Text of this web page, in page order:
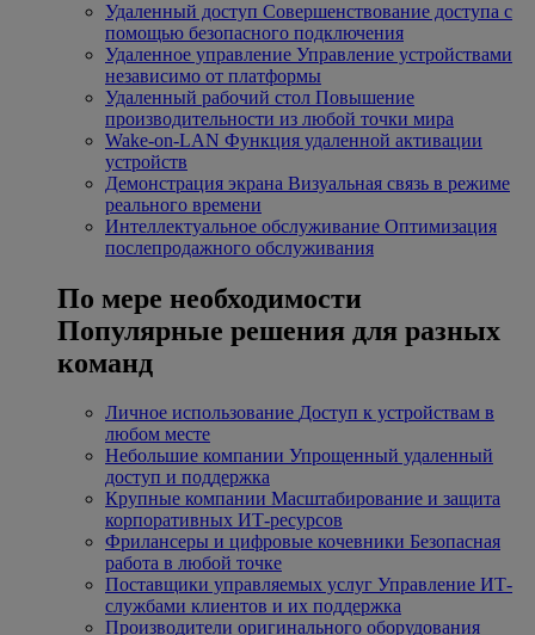
Удаленный доступ Совершенствование доступа с
помощью безопасного подключения
Удаленное управление Управление устройствами
независимо от платформы
Удаленный рабочий стол Повышение
производительности из любой точки мира
Wake-on-LAN Функция удаленной активации
устройств
Демонстрация экрана Визуальная связь в режиме
реального времени
Интеллектуальное обслуживание Оптимизация
послепродажного обслуживания
По мере необходимости
Популярные решения для разных
команд
Личное использование Доступ к устройствам в
любом месте
Небольшие компании Упрощенный удаленный
доступ и поддержка
Крупные компании Масштабирование и защита
корпоративных ИТ-ресурсов
Фрилансеры и цифровые кочевники Безопасная
работа в любой точке
Поставщики управляемых услуг Управление ИТ-
службами клиентов и их поддержка
Производители оригинального оборудования